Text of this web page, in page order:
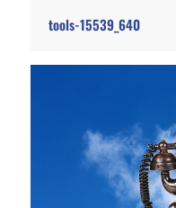
tools-15539_640